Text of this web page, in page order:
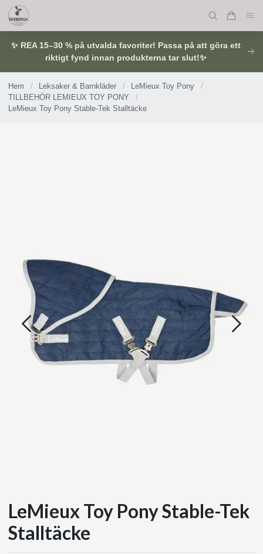
✨ REA 15–30 % på utvalda favoriter! Passa på att göra ett
riktigt fynd innan produkterna tar slut!✨
Hem / Leksaker & Barnkläder / LeMieux Toy Pony
/
TILLBEHÖR LEMIEUX TOY PONY
/
LeMieux Toy Pony Stable-Tek Stalltäcke
LeMieux Toy Pony Stable-Tek
Stalltäcke